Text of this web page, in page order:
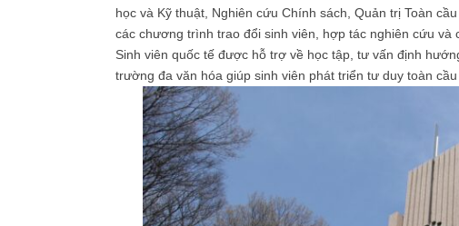
học và Kỹ thuật, Nghiên cứu Chính sách, Quản trị Toàn
các chương trình trao đổi sinh viên, hợp tác nghiên cứu và
Sinh viên quốc tế được hỗ trợ về học tập, tư vấn định
trường đa văn hóa giúp sinh viên phát triển tư duy toàn